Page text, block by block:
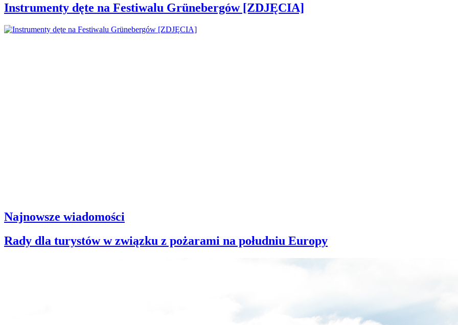
Instrumenty dęte na Festiwalu Grünebergów [ZDJĘCIA]
Najnowsze wiadomości
Rady dla turystów w związku z pożarami na południu Europy